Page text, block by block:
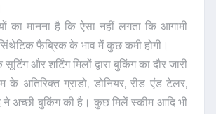
का मानना है कि ऐसा नहीं लगता कि आगामी
फैब्रिक के भाव में कुछ कमी होगी।
और शर्टिंग मिलों द्वारा बुकिंग का दौर जारी
के अतिरिक्त ग्राडो, डोनियर, रीड एंड टेलर,
अच्छी बुकिंग की है। कुछ मिलें स्कीम आदि भी